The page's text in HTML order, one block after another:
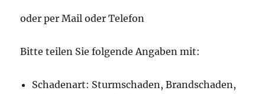
oder per Mail oder Telefon
Bitte teilen Sie folgende Angaben mit:
Schadenart: Sturmschaden, Brandschaden,